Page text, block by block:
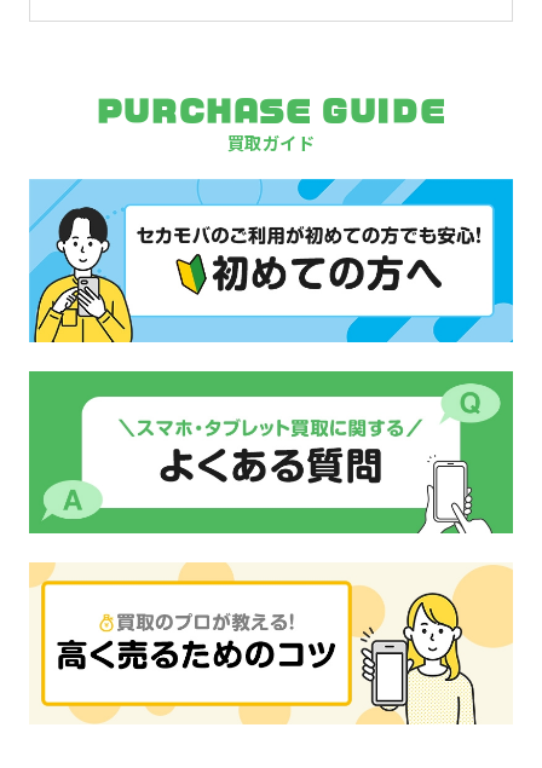
PURCHASE GUIDE
買取ガイド